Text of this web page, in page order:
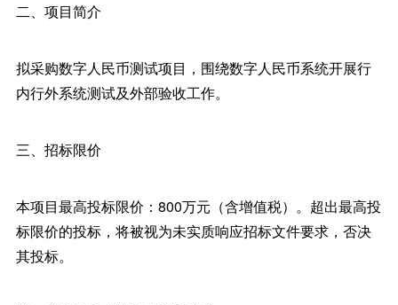
二、项目简介
拟采购数字人民币测试项目，围绕数字人民币系统开展行
内行外系统测试及外部验收工作。
三、招标限价
本项目最高投标限价：800万元（含增值税）。超出最高投
标限价的投标，将被视为未实质响应招标文件要求，否决
其投标。